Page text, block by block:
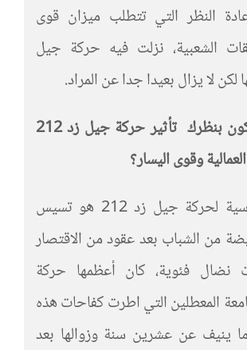
النظر التي تتطلب ميزان قوى
الشعبية، نزلت فيه حركة جيل
ماذا سيكون بنظرك تأثير حركة جيل زد 212
وقوى اليسار؟
الميزة الأساسية لحركة جيل زد 212 هو تسيس
من الشباب بعد عقود من الاقتصار
نضال فئوية، كان أعظمها حركة
المعطلين التي اطرت كفاحات هذه
ينيف عن عشرين سنة وزوالها بعد